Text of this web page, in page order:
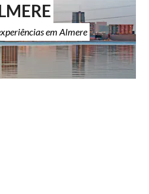
em Almere